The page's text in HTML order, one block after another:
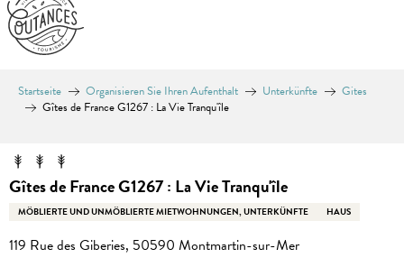
Startseite Organisieren Sie Ihren Aufenthalt Unterkünfte
Gites
Gîtes de France G1267 : La Vie Tranqu'île
Gîtes de France G1267 : La Vie Tranqu'île
MÖBLIERTE UND UNMÖBLIERTE MIETWOHNUNGEN, UNTERKÜNFTE HAUS
119 Rue des Giberies, 50590 Montmartin-sur-Mer